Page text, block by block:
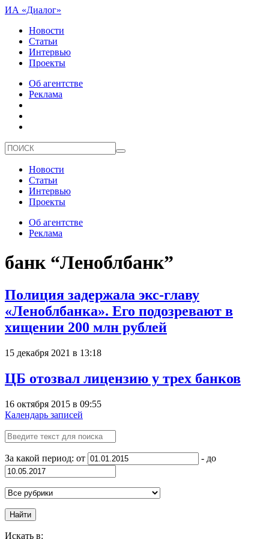
ИА «Диалог»
Новости
Статьи
Интервью
Проекты
Об агентстве
Реклама
Новости
Статьи
Интервью
Проекты
Об агентстве
Реклама
банк “Леноблбанк”
Полиция задержала экс-главу
«Леноблбанка». Его подозревают в
хищении 200 млн рублей
15 декабря 2021 в 13:18
ЦБ отозвал лицензию у трех банков
16 октября 2015 в 09:55
Календарь записей
За какой период: от - до
Найти
Искать в: